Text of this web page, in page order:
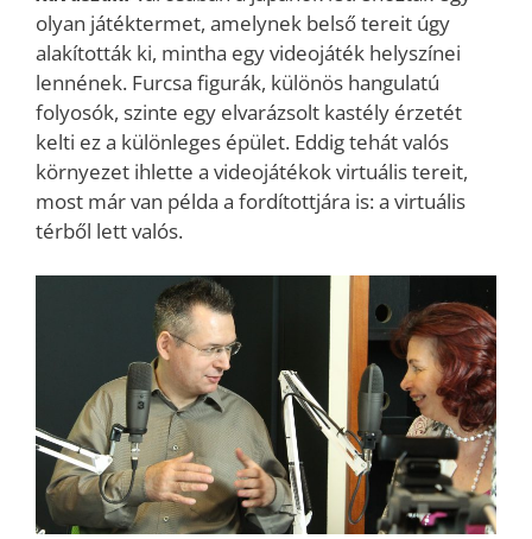
olyan játéktermet, amelynek belső tereit úgy
alakították ki, mintha egy videojáték helyszínei
lennének. Furcsa figurák, különös hangulatú
folyosók, szinte egy elvarázsolt kastély érzetét
kelti ez a különleges épület. Eddig tehát valós
környezet ihlette a videojátékok virtuális tereit,
most már van példa a fordítottjára is: a virtuális
térből lett valós.